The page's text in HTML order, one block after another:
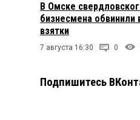
В Омске
бизнесмена обвинили
взятки
7 августа 16:30 0
Подпишитесь